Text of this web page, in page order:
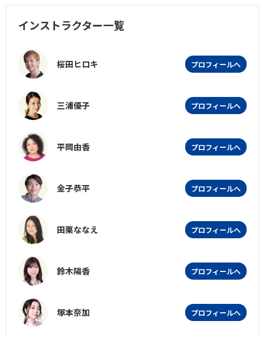
インストラクター一覧
桜田ヒロキ プロフィールへ
三浦優子 プロフィールへ
平岡由香 プロフィールへ
金子恭平 プロフィールへ
田栗ななえ プロフィールへ
鈴木陽香 プロフィールへ
塚本奈加 プロフィールへ